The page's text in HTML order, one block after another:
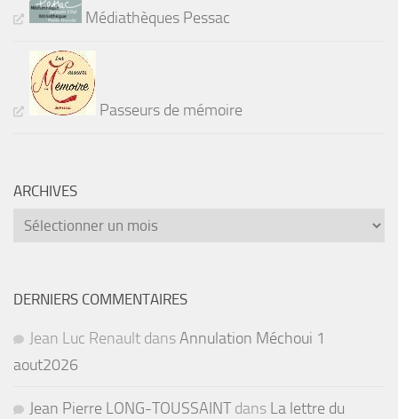
Médiathèques Pessac
Passeurs de mémoire
ARCHIVES
Archives
DERNIERS COMMENTAIRES
Jean Luc Renault dansAnnulation Méchoui 1
aout2026
Jean Pierre LONG-TOUSSAINTdans La lettre du